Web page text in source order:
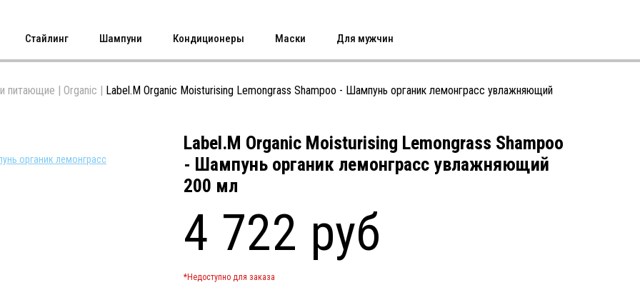
Стайлинг Шампуни Кондиционеры Маски Для мужчин
питающие | Organic | Label.M Organic Moisturising Lemongrass Shampoo - Шампунь органик лемонграсс увлажняющий
Label.M Organic Moisturising Lemongrass Shampoo
- Шампунь органик лемонграсс увлажняющий
200 мл
4 722 руб
*Недоступно для заказа